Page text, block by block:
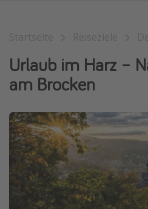
Wellnessurlaub
Disneyland Paris
Wochenendtrip
Singlereisen
Strandurlaub
Gruppenreisen
Hotels in Hamburg
Urlaub im Harz –
am Brocken